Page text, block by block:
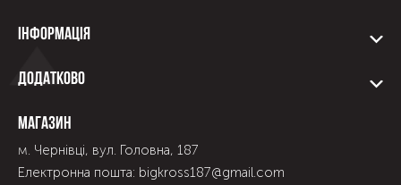
Інформація
Додатково
Магазин
м. Чернівці, вул. Головна, 187
Електронна пошта: bigkross187@gmail.com